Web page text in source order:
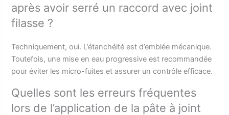
après avoir serré un raccord avec joint
filasse ?
Techniquement, oui. L’étanchéité est d’emblée mécanique.
Toutefois, une mise en eau progressive est recommandée
pour éviter les micro-fuites et assurer un contrôle efficace.
Quelles sont les erreurs fréquentes
lors de l’application de la pâte à joint